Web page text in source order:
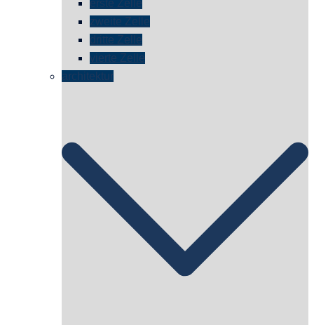
erste Zelle
zweite Zelle
dritte Zelle
vierte Zelle
architektur